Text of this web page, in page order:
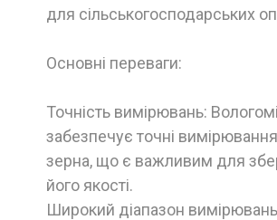
для сільськогосподарських
Основні переваги:
Точність вимірювань:
забезпечує точні
зерна, що є важливим для
його якості.
Широкий діапазон